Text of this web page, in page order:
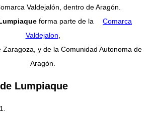
Valdejalón, dentro de Aragón.
forma parte de la
Comarca
Valdejalon,
Zaragoza, y de la Comunidad Autonoma de
Aragón.
Lumpiaque